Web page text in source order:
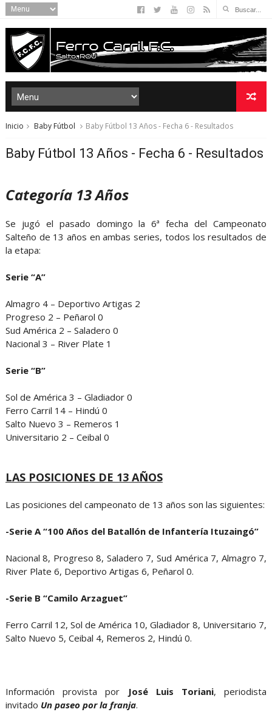
Inicio Baby Fútbol Baby Fútbol 13 Años - Fecha 6 - Resultados
Baby Fútbol 13 Años - Fecha 6 - Resultados
Categoría 13 Años
Se jugó el pasado domingo la 6ª fecha del Campeonato
Salteño de 13 años en ambas series, todos los resultados de
la etapa:
Serie “A”
Almagro 4 – Deportivo Artigas 2
Progreso 2 – Peñarol 0
Sud América 2 – Saladero 0
Nacional 3 – River Plate 1
Serie “B”
Sol de América 3 – Gladiador 0
Ferro Carril 14 – Hindú 0
Salto Nuevo 3 – Remeros 1
Universitario 2 – Ceibal 0
LAS POSICIONES DE 13 AÑOS
Las posiciones del campeonato de 13 años son las siguientes:
-Serie A “100 Años del Batallón de Infantería Ituzaingó”
Nacional 8, Progreso 8, Saladero 7, Sud América 7, Almagro 7,
River Plate 6, Deportivo Artigas 6, Peñarol 0.
-Serie B “Camilo Arzaguet”
Ferro Carril 12, Sol de América 10, Gladiador 8, Universitario 7,
Salto Nuevo 5, Ceibal 4, Remeros 2, Hindú 0.
Información provista por José Luis Toriani, periodista
invitado Un paseo por la franja.